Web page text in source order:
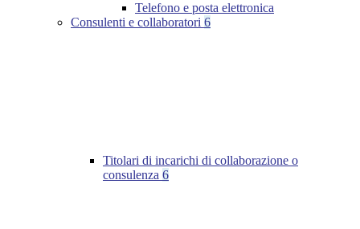
Telefono e posta elettronica
Consulenti e collaboratori 6
Titolari di incarichi di collaborazione o
consulenza 6